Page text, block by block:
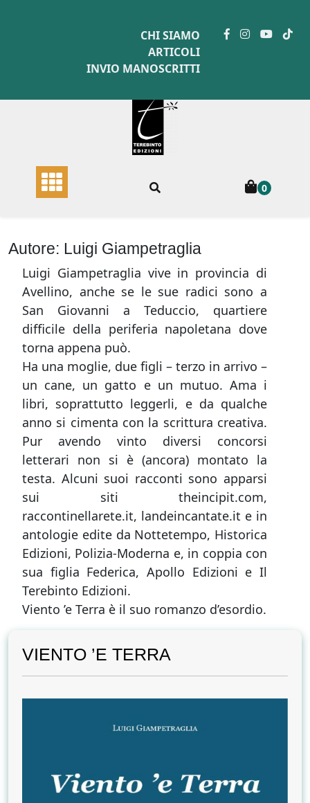
CHI SIAMO
ARTICOLI
INVIO MANOSCRITTI
0
Autore: Luigi Giampetraglia
Luigi Giampetraglia vive in provincia di
Avellino, anche se le sue radici sono a
San Giovanni a Teduccio, quartiere
difficile della periferia napoletana dove
torna appena può.
Ha una moglie, due figli – terzo in arrivo –
un cane, un gatto e un mutuo. Ama i
libri, soprattutto leggerli, e da qualche
anno si cimenta con la scrittura creativa.
Pur avendo vinto diversi concorsi
letterari non si è (ancora) montato la
testa. Alcuni suoi racconti sono apparsi
sui siti theincipit.com,
raccontinellarete.it, landeincantate.it e in
antologie edite da Nottetempo, Historica
Edizioni, Polizia-Moderna e, in coppia con
sua figlia Federica, Apollo Edizioni e Il
Terebinto Edizioni.
Viento ’e Terra è il suo romanzo d’esordio.
VIENTO ’E TERRA